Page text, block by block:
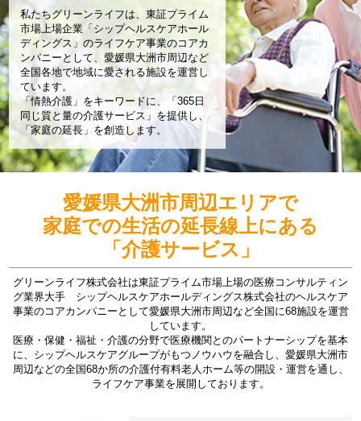
私たちグリーンライフは、東証プライム
市場上場企業「シップヘルスケアホール
ディングス」のライフケア事業のコアカ
ンパニーとして、愛媛県大洲市周辺など
全国各地で地域に愛される施設を運営し
ています。
「情熱介護」をキーワードに、「365日
同じ質と量の介護サービス」を提供し、
「家庭の延長」を創造します。
愛媛県大洲市周辺エリアで
家庭での生活の延長線上にある
「介護サービス」
グリーンライフ株式会社は東証プライム市場上場の医療コンサルティン
グ業界大手 シップヘルスケアホールディングス株式会社のヘルスケア
事業のコアカンパニーとして愛媛県大洲市周辺など全国に68施設を運営
しています。
医療・保健・福祉・介護の分野で医療機関とのパートナーシップを基本
に、シップヘルスケアグループがもつノウハウを融合し、愛媛県大洲市
周辺などの全国68か所の介護付有料老人ホーム等の開設・運営を通し、
ライフケア事業を展開しております。